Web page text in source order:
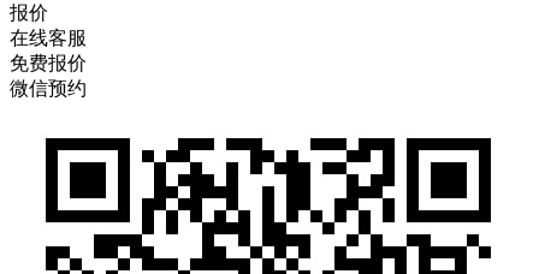
报价
在线客服
免费报价
微信预约